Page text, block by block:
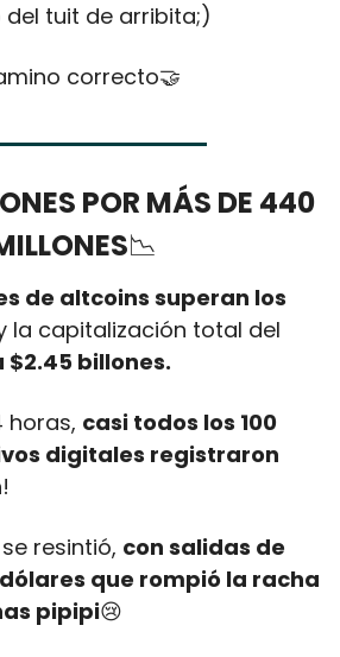
del tuit de arribita;)
correcto🤝
POR MÁS DE 440
📉
de altcoins superan los
la capitalización total del
$2.45 billones.
horas, casi todos los 100
digitales registraron
resintió, con salidas de
que rompió la racha
pipipi😢